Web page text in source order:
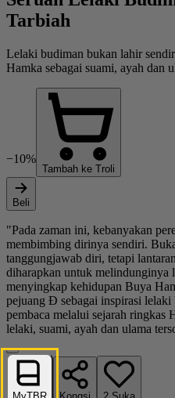
Tarbiah
Lelaki budiman bukan lahir
Hamka sebagai suami, ayah dan
−10%
Tambah ke Troli
Beli
"Pada zaman ini, kebanyakan
membimbing dirinya sendiri.
tanggungjawab diri, tetapi
diharapkan untuk
menyingkap kehidupan Buya
pejuang Ð sebagai inspirasi
pembaca melalui sejarah ringkas
lelaki, suami, ayah dan ulama